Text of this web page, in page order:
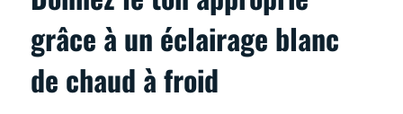
grâce à un éclairage blanc
de chaud à froid